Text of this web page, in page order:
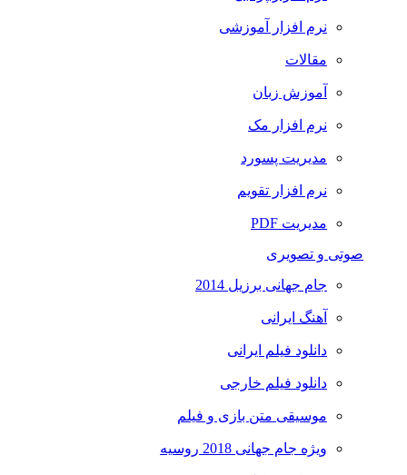
نرم افزار آموزشی
مقالات
آموزش زبان
نرم افزار مک
مدیریت پسورد
نرم افزار تقویم
مدیریت PDF
صوتی و تصویری
جام جهانی برزیل 2014
آهنگ ایرانی
دانلود فیلم ایرانی
دانلود فیلم خارجی
موسیقی متن بازی و فیلم
ویژه جام جهانی 2018 روسیه